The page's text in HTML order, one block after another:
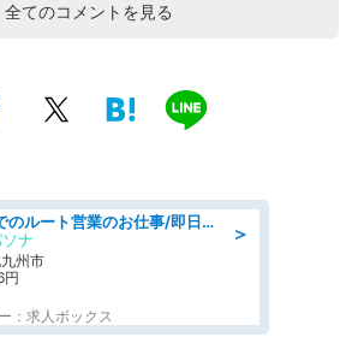
全てのコメントを見る
＞
営業/商社でのルート営業のお仕事/即日勤務可/車通勤可/営業
ナ
州市
円
：求人ボックス